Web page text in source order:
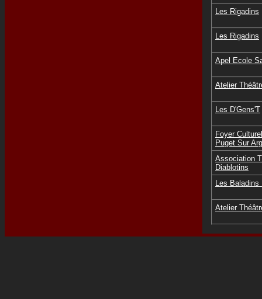
Les Rigadins
Les Rigadins
Apel Ecole
Atelier
Les D'Gens'T
Foyer
Puget Sur
Association
Diablotins
Les
Atelier